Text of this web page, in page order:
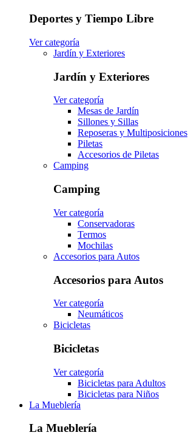
Deportes y Tiempo Libre
Ver categoría
Jardín y Exteriores
Jardín y Exteriores
Ver categoría
Mesas de Jardín
Sillones y Sillas
Reposeras y Multiposiciones
Piletas
Accesorios de Piletas
Camping
Camping
Ver categoría
Conservadoras
Termos
Mochilas
Accesorios para Autos
Accesorios para Autos
Ver categoría
Neumáticos
Bicicletas
Bicicletas
Ver categoría
Bicicletas para Adultos
Bicicletas para Niños
La Mueblería
La Mueblería